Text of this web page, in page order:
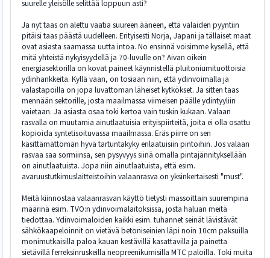
suurelle yleisölle selittää loppuun asti?
Ja nyt taas on alettu vaatia suureen ääneen, että valaiden pyyntiin
pitäisi taas päästä uudelleen. Erityisesti Norja, Japani ja tällaiset maat
ovat asiasta saamassa uutta intoa. No ensinnä voisimme kysellä, että
mitä yhteistä nykyisyydellä ja 70-luvulle on? Aivan oikein
energiasektorilla on kovat paineet käynnistellä pluitoniumituottoisia
ydinhankkeita. Kyllä vaan, on tosiaan niin, että ydinvoimalla ja
valastapoilla on jopa luvattoman läheiset kytkökset. Ja sitten taas
mennään sektorille, josta maailmassa viimeisen päälle ydintyyliin
vaietaan. Ja asiasta osaa toki kertoa vain tuskin kukaan. Valaan
rasvalla on muutamia ainutlaatuisia erityispiirteitä, joita ei olla osattu
kopioida syntetisoituvassa maailmassa. Eräs piirre on sen
käsittämättömän hyvä tartuntakyky erilaatuisiin pintoihin. Jos valaan
rasvaa saa sormiinsa, sen pysyvyys siinä omalla pintajännityksellään
on ainutlaatuista. Jopa niin ainutlaatuista, että esim.
avaruustutkimuslaitteistoihin valaanrasva on yksinkertaisesti "must".
Meitä kiinnostaa valaanrasvan käyttö tietysti massoittain suurempina
määrinä esim. TVO:n ydinvoimalaitoksissa, josta haluan meitä
tiedottaa. Ydinvoimaloiden kaikki esim. tuhannet seinät lävistävät
sähkökaapeloinnit on vietävä betoniseinien läpi noin 10cm paksuilla
monimutkaisilla paloa kauan kestävillä kasattavilla ja painetta
sietävillä ferreksinruskeilla neopreenikumisilla MTC paloilla. Toki muita